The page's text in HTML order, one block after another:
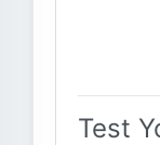
Test